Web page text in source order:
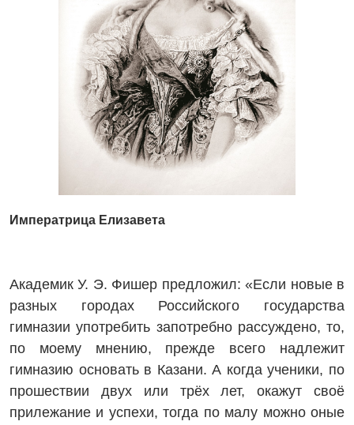
Императрица Елизавета
Академик У. Э. Фишер предложил: «Если новые в
разных городах Российского государства
гимназии употребить запотребно рассуждено, то,
по моему мнению, прежде всего надлежит
гимназию основать в Казани. А когда ученики, по
прошествии двух или трёх лет, окажут своё
прилежание и успехи, тогда по малу можно оные